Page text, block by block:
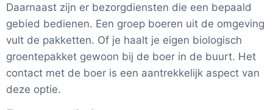
Daarnaast zijn er bezorgdiensten die een bepaald
gebied bedienen. Een groep boeren uit de omgeving
vult de pakketten. Of je haalt je eigen biologisch
groentepakket gewoon bij de boer in de buurt. Het
contact met de boer is een aantrekkelijk aspect van
deze optie.